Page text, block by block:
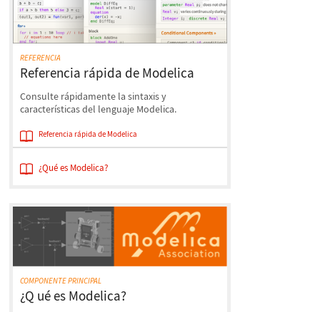
REFERENCIA
Referencia rápida de Modelica
Consulte rápidamente la sintaxis y
características del lenguaje Modelica.
Referencia rápida de Modelica
¿Qué es Modelica?
COMPONENTE PRINCIPAL
¿Q ué es Modelica?